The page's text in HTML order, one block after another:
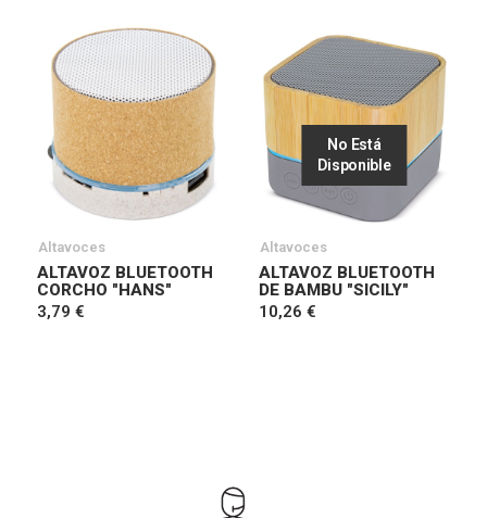
Altavoces
ALTAVOZ BLUETOOTH
CORCHO "HANS"
3,79 €
No Está
Disponible
Altavoces
ALTAVOZ BLUETOOTH
DE BAMBU "SICILY"
10,26 €